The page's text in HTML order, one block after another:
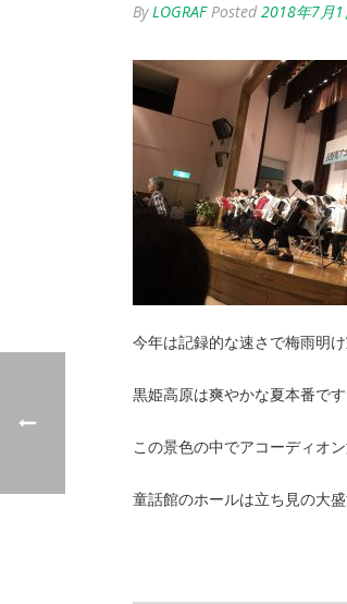
ByLOGRAF Posted 2018年7月1
今年は記録的な速さで梅雨明け
黒姫高原は爽やかな夏本番です
この景色の中でアコーディオ
童話館のホールは立ち見の大盛